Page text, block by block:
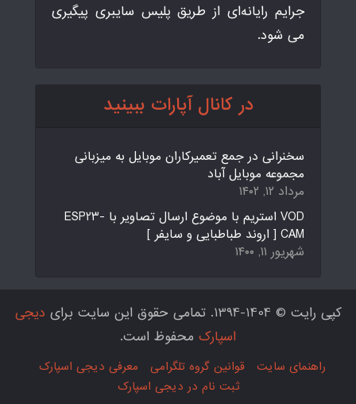
جرایم رایانه‌ای از طریق پلیس سایبری پیگیری
می شود.
در کانال آپارات ببینید
سخنرانی در جمع تعمیرکاران موبایل به میزبانی
مجموعه موبایل آباد
مرداد ۱۲, ۱۴۰۲
VOD استریم با موضوع ارسال تصاویر با ESP23-
CAM [ اروند طباطبایی و سایفر ]
شهریور ۱۱, ۱۴۰۰
کپی رایت © 1404-1394. تمامی حقوق این سایت برای
دیجی
اسپارک محفوظ است.
راهنمای سایت قوانین گروه تلگرامی
معرفی دیجی اسپارک
ثبت نام در دیجی اسپارک